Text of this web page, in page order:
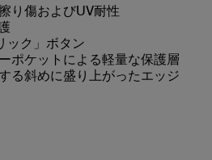
り傷およびUV耐性
ック」ボタン
ポケットによる軽量な保護層
る斜めに盛り上がったエッジ